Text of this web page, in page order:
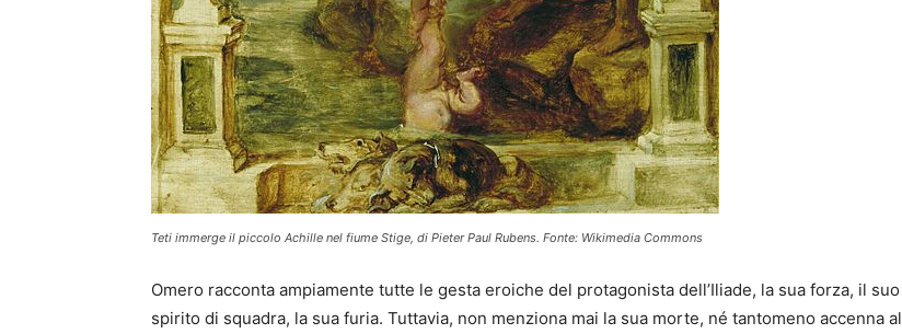
Teti immerge il piccolo Achille nel fiume Stige, di Pieter Paul Rubens. Fonte: Wikimedia Commons
Omero racconta ampiamente tutte le gesta eroiche del protagonista dell’Iliade, la sua forza, il suo
spirito di squadra, la sua furia. Tuttavia, non menziona mai la sua morte, né tantomeno accenna al